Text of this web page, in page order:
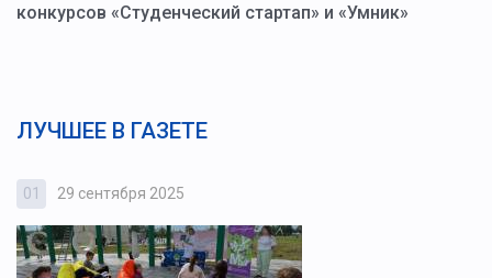
конкурсов «Студенческий стартап» и «Умник»
ЛУЧШЕЕ В ГАЗЕТЕ
01 29 сентября 2025